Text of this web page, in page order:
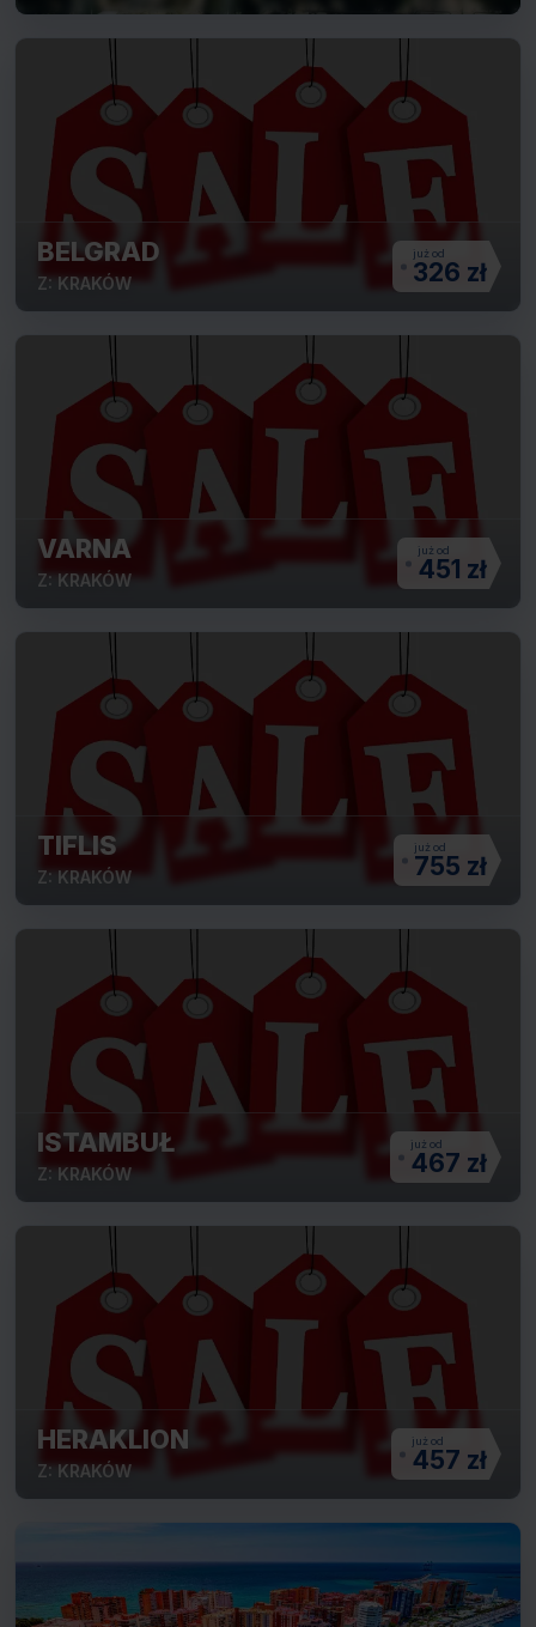
BELGRAD
Z: KRAKÓW 326 zł
VARNA
Z: KRAKÓW 451 zł
TIFLIS
Z: KRAKÓW 755 zł
ISTAMBUŁ
Z: KRAKÓW 467 zł
HERAKLION
Z: KRAKÓW 457 zł